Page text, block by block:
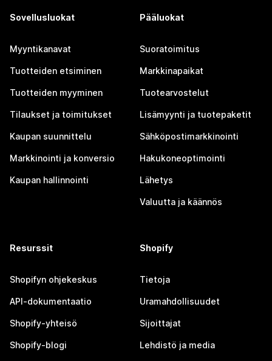
Sovellusluokat
Myyntikanavat
Tuotteiden etsiminen
Tuotteiden myyminen
Tilaukset ja toimitukset
Kaupan suunnittelu
Markkinointi ja konversio
Kaupan hallinnointi
Pääluokat
Suoratoimitus
Markkinapaikat
Tuotearvostelut
Lisämyynti ja tuotepaketit
Sähköpostimarkkinointi
Hakukoneoptimointi
Lähetys
Valuutta ja käännös
Resurssit
Shopifyn ohjekeskus
API-dokumentaatio
Shopify-yhteisö
Shopify-blogi
Shopify
Tietoja
Uramahdollisuudet
Sijoittajat
Lehdistö ja media